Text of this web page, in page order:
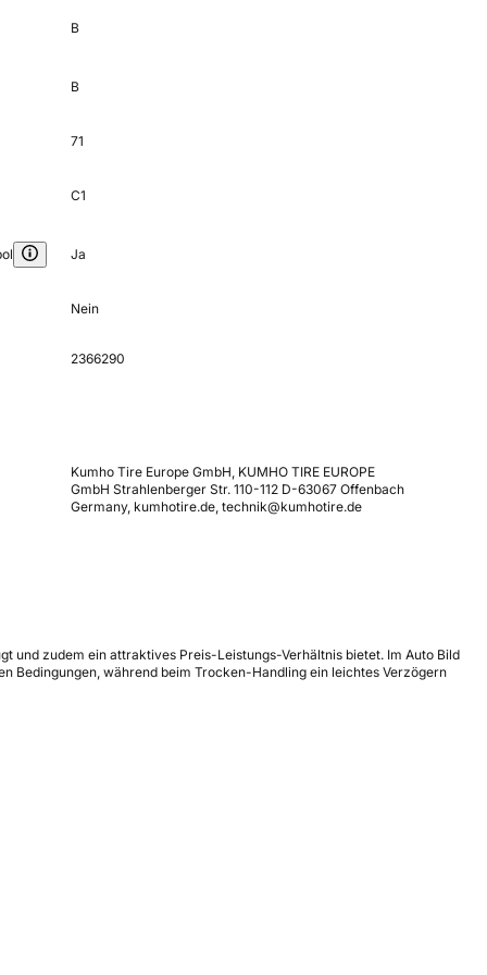
B
B
71
C1
Ja
Nein
2366290
Kumho Tire Europe GmbH, KUMHO TIRE EUROPE
GmbH Strahlenberger Str. 110-112 D-63067 Offenbach
Germany, kumhotire.de, technik@kumhotire.de
und zudem ein attraktives Preis-Leistungs-Verhältnis bietet. Im Auto Bild
Bedingungen, während beim Trocken-Handling ein leichtes Verzögern